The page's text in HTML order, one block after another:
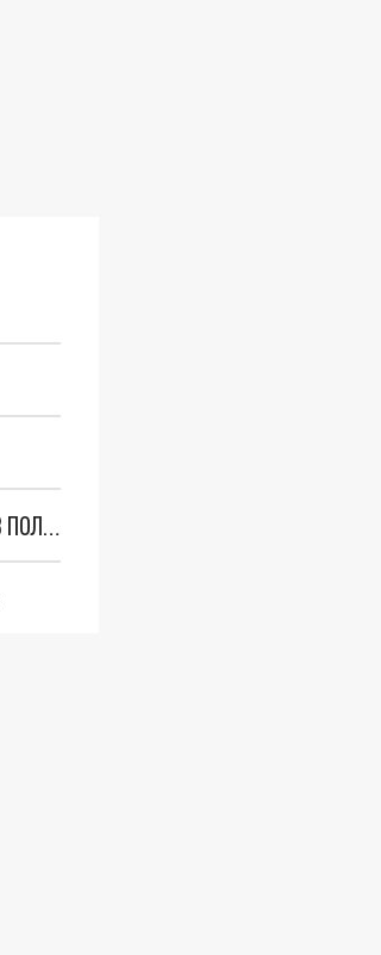
ПОСОЛ УКРАИНЫ ВРУБЛЕВСКИЙ "ПО ТРЕБОВАНИЮ ВЛАСТЕЙ" ВЫЛЕТЕЛ ИЗ КАЗАХСТАНА В ПОЛЬШУ